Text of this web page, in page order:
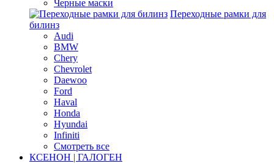
Черные маски
Переходные рамки для
билинз
Audi
BMW
Chery
Chevrolet
Daewoo
Ford
Haval
Honda
Hyundai
Infiniti
Смотреть все
КСЕНОН | ГАЛОГЕН